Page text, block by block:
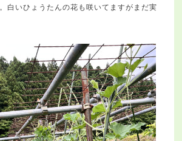
白いひょうたんの花も咲いてますがまだ実